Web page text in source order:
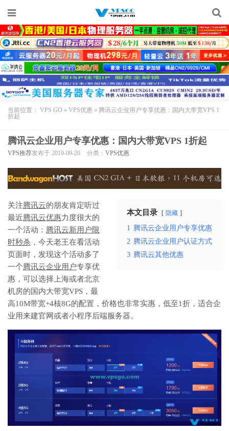
当前位置： VPS GO » VPS优惠 » 腾讯云企业用户专享优惠：国内大带宽VPS 1
折起
腾讯云企业用户专享优惠：国内大带宽VPS 1折起
VPS推荐发布于 2019-09-20 分类： VPS优惠
本文目录 隐藏
1 腾讯云企业用户专享优惠
2 腾讯云企业用户认证方式
3 腾讯云其他优惠
关注腾讯云的朋友肯定听过
最近腾讯云优惠力度很大的
一个活动： 腾讯云新用户限
时秒杀 ，今天老王在看活动
页面时，发现这个活动多了
一个腾讯云企业用户专享优
惠，可以选择上海或者北京
机房的国内大带宽VPS，最
高10M带宽+4核8G的配置，价格也非常实惠，低至1折，适合企
业用来建官网或者小程序后端服务器。